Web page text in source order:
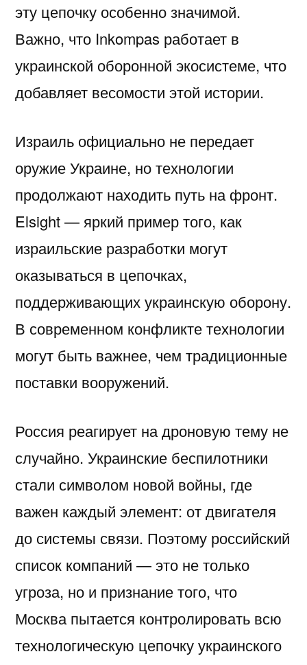
эту цепочку особенно значимой.
Важно, что Inkompas работает в
украинской оборонной экосистеме, что
добавляет весомости этой истории.
Израиль официально не передает
оружие Украине, но технологии
продолжают находить путь на фронт.
Elsight — яркий пример того, как
израильские разработки могут
оказываться в цепочках,
поддерживающих украинскую оборону.
В современном конфликте технологии
могут быть важнее, чем традиционные
поставки вооружений.
Россия реагирует на дроновую тему не
случайно. Украинские беспилотники
стали символом новой войны, где
важен каждый элемент: от двигателя
до системы связи. Поэтому российский
список компаний — это не только
угроза, но и признание того, что
Москва пытается контролировать всю
технологическую цепочку украинского